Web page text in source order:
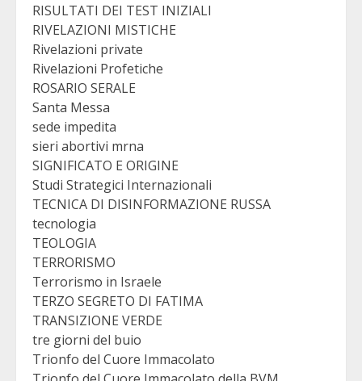
RISULTATI DEI TEST INIZIALI
RIVELAZIONI MISTICHE
Rivelazioni private
Rivelazioni Profetiche
ROSARIO SERALE
Santa Messa
sede impedita
sieri abortivi mrna
SIGNIFICATO E ORIGINE
Studi Strategici Internazionali
TECNICA DI DISINFORMAZIONE RUSSA
tecnologia
TEOLOGIA
TERRORISMO
Terrorismo in Israele
TERZO SEGRETO DI FATIMA
TRANSIZIONE VERDE
tre giorni del buio
Trionfo del Cuore Immacolato